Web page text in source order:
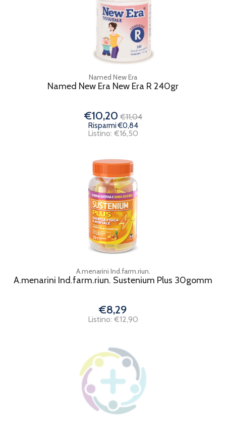
Named New Era
Named New Era New Era R 240gr
€10,20 €11,04
Risparmi €0,84
Listino: €16,50
A.menarini Ind.farm.riun.
A.menarini Ind.farm.riun. Sustenium Plus 30gomm
€8,29
Listino: €12,90